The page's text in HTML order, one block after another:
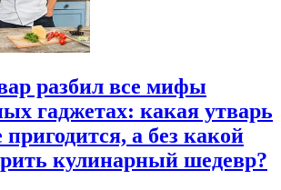
разбил все мифы
гаджетах: какая утварь
пригодится, а без какой
кулинарный шедевр?